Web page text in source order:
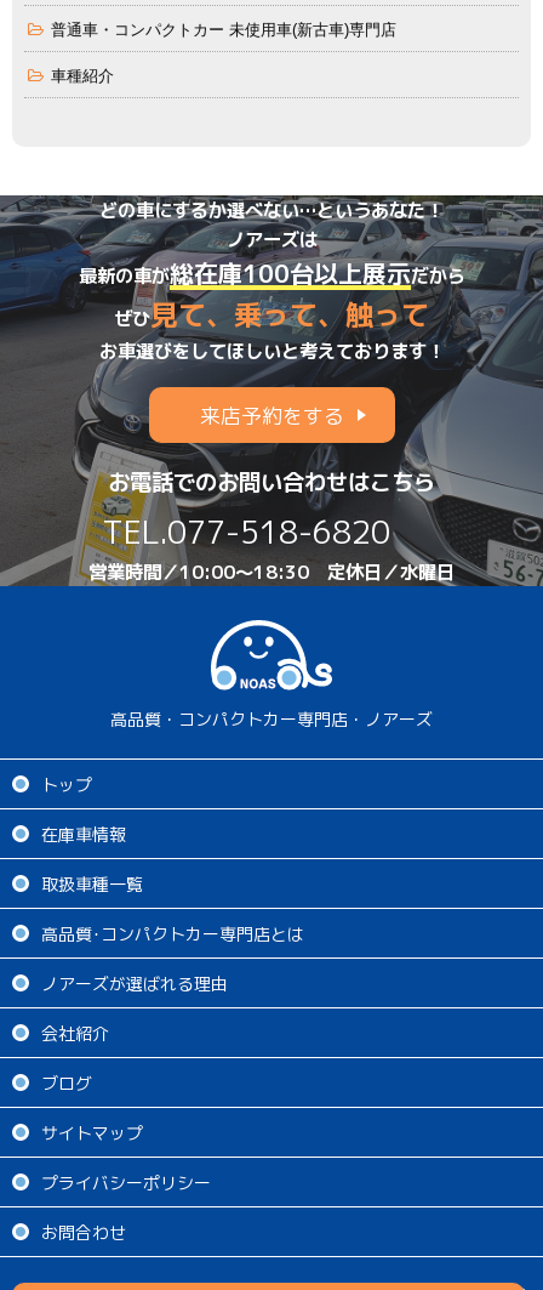
普通車・コンパクトカー 未使用車(新古車)専門店
車種紹介
どの車にするか選べない…というあなた！
ノアーズは
最新の車が総在庫100台以上展示だから
ぜひ見て、乗って、触って
お車選びをしてほしいと考えております！
来店予約をする
お電話でのお問い合わせはこちら
TEL.077-518-6820
営業時間／10:00～18:30 定休日／水曜日
高品質・コンパクトカー専門店・ノアーズ
トップ
在庫車情報
取扱車種一覧
高品質･コンパクトカー専門店とは
ノアーズが選ばれる理由
会社紹介
ブログ
サイトマップ
プライバシーポリシー
お問合わせ